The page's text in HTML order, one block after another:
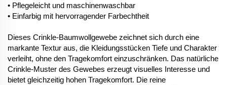
• Pflegeleicht und maschinenwaschbar
• Einfarbig mit hervorragender Farbechtheit
Dieses Crinkle-Baumwollgewebe zeichnet sich durch eine
markante Textur aus, die Kleidungsstücken Tiefe und Charakter
verleiht, ohne den Tragekomfort einzuschränken. Das natürliche
Crinkle-Muster des Gewebes erzeugt visuelles Interesse und
bietet gleichzeitig hohen Tragekomfort. Die reine